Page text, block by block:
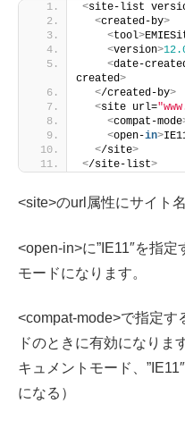
<site-list
<created-by>
<tool>
<version>
<date-
created>
</created-by>
<site url=
<compat-mode
<open-in>
</site>
</site-list>
<site>のurl属性にサイト
<open-in>に”IE11″を指
モードになります。
<compat-mode>で指定す
ドのときに有効になりま
キュメントモード、
になる）